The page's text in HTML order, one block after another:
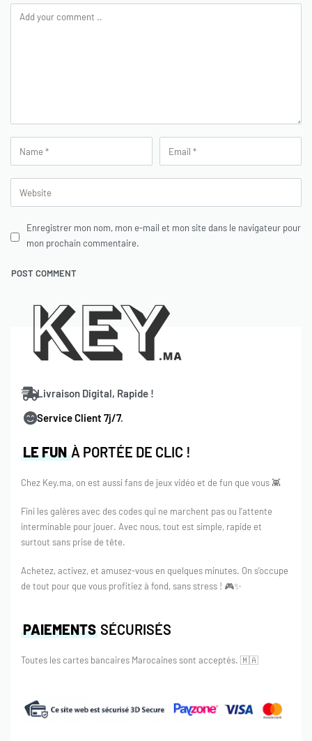
Enregistrer mon nom, mon e-mail et mon site dans le navigateur pour
mon prochain commentaire.
LE FUNÀ PORTÉE DE CLIC !
Chez Key.ma, on est aussi fans de jeux vidéo et de fun que vous 👾
Fini les galères avec des codes qui ne marchent pas ou l’attente
interminable pour jouer. Avec nous, tout est simple, rapide et
surtout sans prise de tête.
Achetez, activez, et amusez-vous en quelques minutes. On s’occupe
de tout pour que vous profitiez à fond, sans stress ! 🎮✨
Livraison Digital, Rapide !
Service Client 7j/7.
PAIEMENTS SÉCURISÉS
Toutes les cartes bancaires Marocaines sont acceptés. 🇲🇦